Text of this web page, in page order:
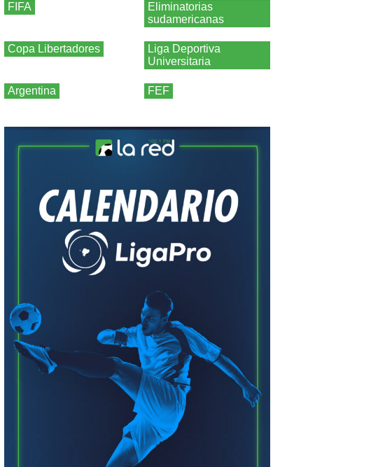
FIFA
Eliminatorias
sudamericanas
Copa Libertadores
Liga Deportiva
Universitaria
Argentina FEF